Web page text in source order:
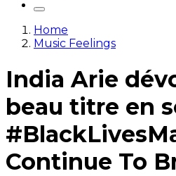
Home
Music Feelings
India Arie
beau titre en
Continue To